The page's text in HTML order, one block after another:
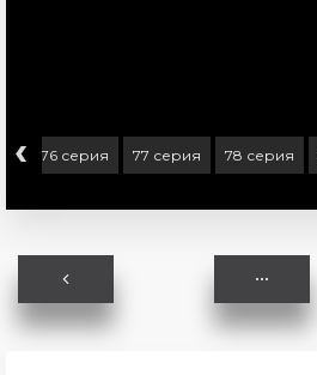
‹ 76 серия 77 серия 78 серия